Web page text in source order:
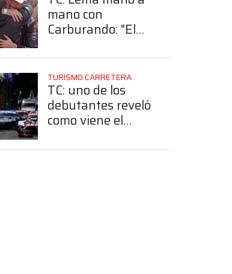
mano con
Carburando: "El
Canapino se va a
llamar AXION
Energy"
TURISMO CARRETERA
TC: uno de los
debutantes reveló
como viene el
Torino para la